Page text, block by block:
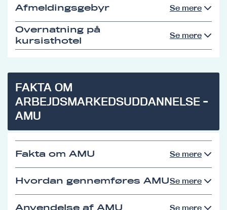
Afmeldingsgebyr Se mere
Overnatning på
kursisthotel
Se mere
FAKTA OM
ARBEJDSMARKEDSUDDANNELSE -
AMU
Fakta om AMU Se mere
Hvordan gennemføres AMUSe mere
Anvendelse af AMU Se mere